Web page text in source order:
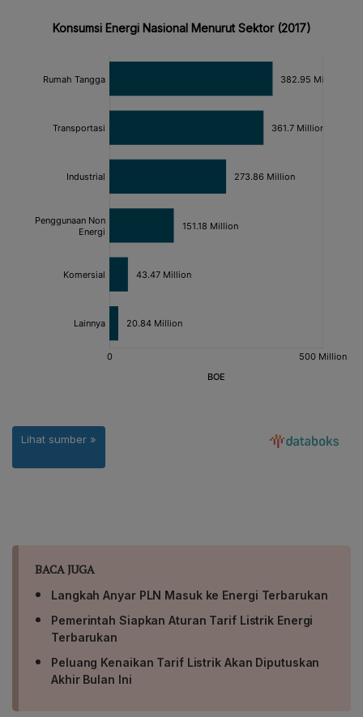
BACA JUGA
Langkah Anyar PLN Masuk ke Energi Terbarukan
Pemerintah Siapkan Aturan Tarif Listrik Energi
Terbarukan
Peluang Kenaikan Tarif Listrik Akan Diputuskan
Akhir Bulan Ini